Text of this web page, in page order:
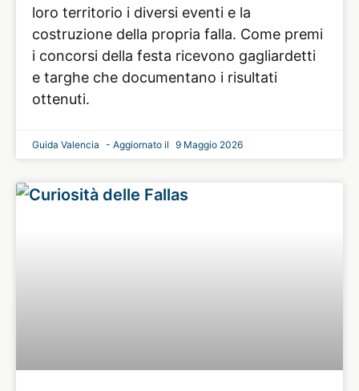
loro territorio i diversi eventi e la
costruzione della propria falla. Come premi
i concorsi della festa ricevono gagliardetti
e targhe che documentano i risultati
ottenuti.
Guida Valencia 9 Maggio 2026